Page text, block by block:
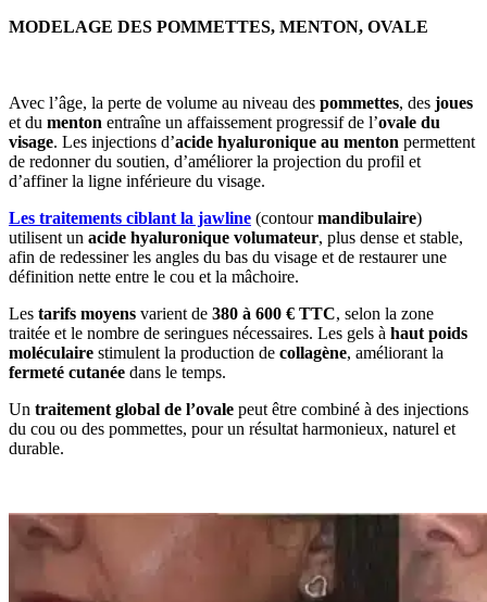
MODELAGE DES POMMETTES, MENTON, OVALE
Avec l’âge, la perte de volume au niveau des pommettes, des joues
et du menton entraîne un affaissement progressif de l’ovale du
visage. Les injections d’acide hyaluronique au menton permettent
de redonner du soutien, d’améliorer la projection du profil et
d’affiner la ligne inférieure du visage.
Les traitements ciblant la jawline (contourmandibulaire)
utilisent un acide hyaluronique volumateur, plus dense et stable,
afin de redessiner les angles du bas du visage et de restaurer une
définition nette entre le cou et la mâchoire.
Les tarifs moyens varient de 380 à 600 € TTC, selon la zone
traitée et le nombre de seringues nécessaires. Les gels à haut poids
moléculaire stimulent la production de collagène, améliorant la
fermeté cutanée dans le temps.
Un traitement global de l’ovale peut être combiné à des injections
du cou ou des pommettes, pour un résultat harmonieux, naturel et
durable.